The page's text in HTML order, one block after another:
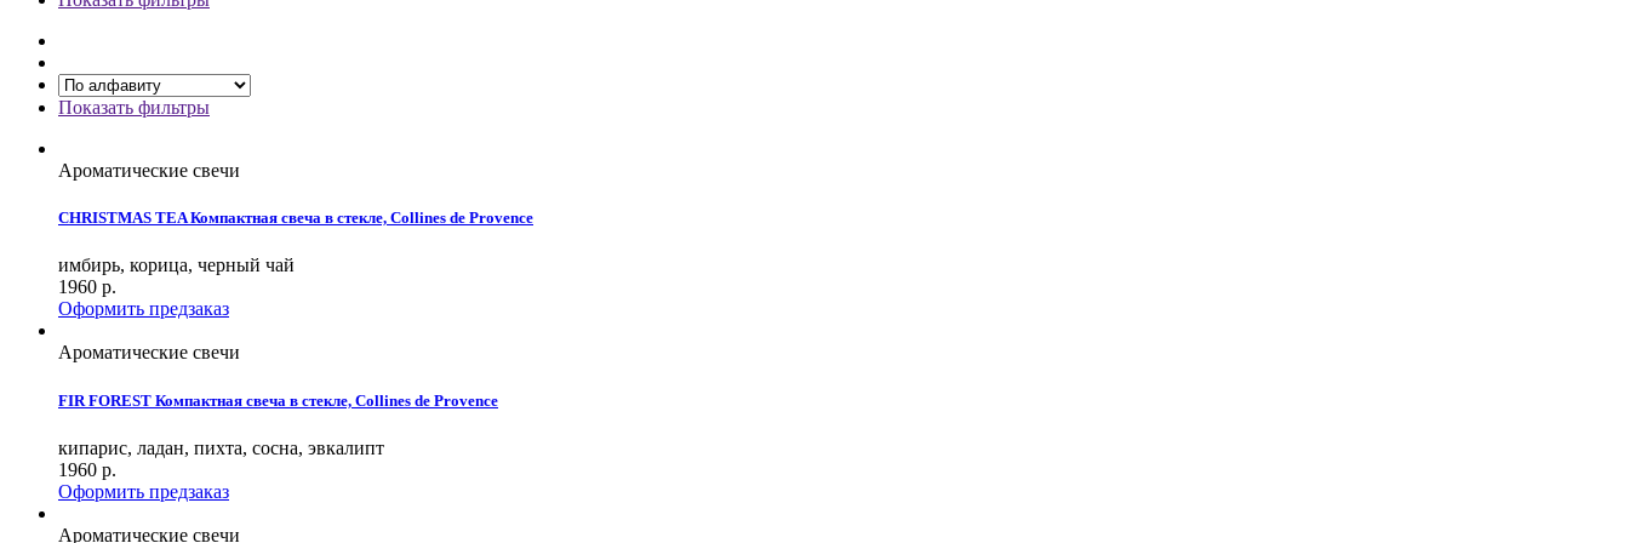
Показать фильтры
Ароматические свечи
CHRISTMAS TEA Компактная свеча в стекле, Collines de Provence
имбирь, корица, черный чай
1960 р.
Оформить предзаказ
Ароматические свечи
FIR FOREST Компактная свеча в стекле, Collines de Provence
кипарис, ладан, пихта, сосна, эвкалипт
1960 р.
Оформить предзаказ
Ароматические свечи